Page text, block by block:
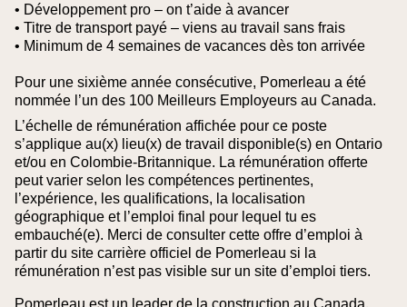
• Développement pro – on t’aide à avancer
• Titre de transport payé – viens au travail sans frais
• Minimum de 4 semaines de vacances dès ton arrivée
Pour une sixième année consécutive, Pomerleau a été
nommée l’un des 100 Meilleurs Employeurs au Canada.
L’échelle de rémunération affichée pour ce poste
s’applique au(x) lieu(x) de travail disponible(s) en Ontario
et/ou en Colombie‑Britannique. La rémunération offerte
peut varier selon les compétences pertinentes,
l’expérience, les qualifications, la localisation
géographique et l’emploi final pour lequel tu es
embauché(e). Merci de consulter cette offre d’emploi à
partir du site carrière officiel de Pomerleau si la
rémunération n’est pas visible sur un site d’emploi tiers.
Pomerleau est un leader de la construction au Canada,